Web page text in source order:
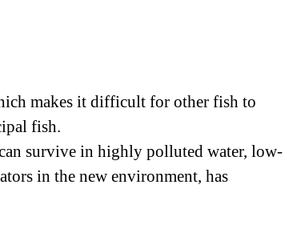
makes it difficult for other fish to
fish.
survive in highly polluted water, low-
in the new environment, has